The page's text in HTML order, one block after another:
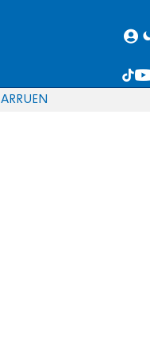
EN
RU
AR